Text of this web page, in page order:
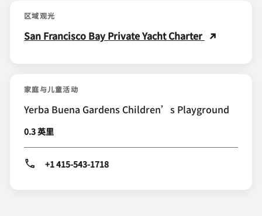
区域观光
San Francisco Bay Private Yacht Charter
家庭与儿童活动
Yerba Buena Gardens Children’s Playground
0.3 英里
+1 415-543-1718